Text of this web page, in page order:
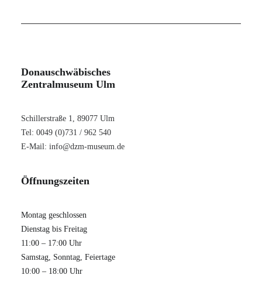
Donauschwäbisches
Zentralmuseum Ulm
Schillerstraße 1, 89077 Ulm
Tel: 0049 (0)731 / 962 540
E-Mail: info@dzm-museum.de
Öffnungszeiten
Montag geschlossen
Dienstag bis Freitag
11:00 – 17:00 Uhr
Samstag, Sonntag, Feiertage
10:00 – 18:00 Uhr